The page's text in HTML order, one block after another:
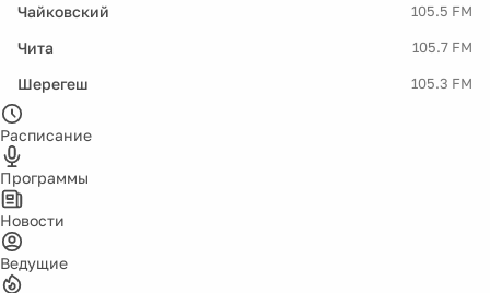
Чайковский 105.5 FM
Чита 105.7 FM
Шерегеш 105.3 FM
Расписание
Программы
Новости
Ведущие